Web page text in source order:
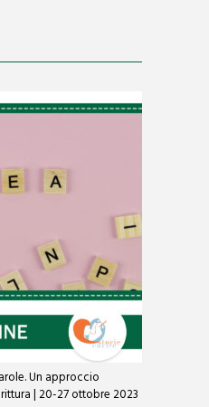
o
u
Un approccio
| 20-27 ottobre 2023